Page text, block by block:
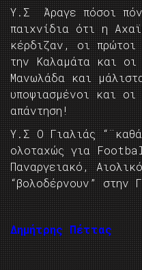
Υ.Σ Άραγε πόσοι
παιχνίδια ότι η
κέρδιζαν, οι
την Καλαμάτα και οι
Μανωλάδα και
υποψιασμένοι και
απάντηση!
Υ.Σ Ο Γιαλιάς
ολοταχώς για
Παναργειακό,
“βολοδέρνουν” στην
Δημήτρης Πέττας